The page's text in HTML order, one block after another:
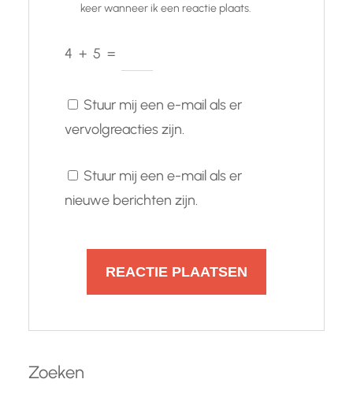
keer wanneer ik een reactie plaats.
4 + 5 =
Stuur mij een e-mail als er
vervolgreacties zijn.
Stuur mij een e-mail als er
nieuwe berichten zijn.
Zoeken